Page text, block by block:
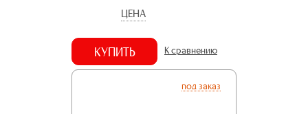
ЦЕНА
КУПИТЬ К сравнению
под заказ